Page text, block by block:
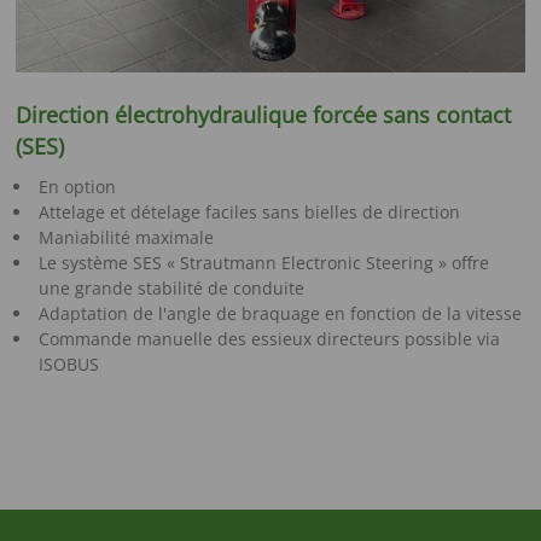
Direction électrohydraulique forcée sans contact
(SES)
En option
Attelage et dételage faciles sans bielles de direction
Maniabilité maximale
Le système SES « Strautmann Electronic Steering » offre
une grande stabilité de conduite
Adaptation de l'angle de braquage en fonction de la vitesse
Commande manuelle des essieux directeurs possible via
ISOBUS